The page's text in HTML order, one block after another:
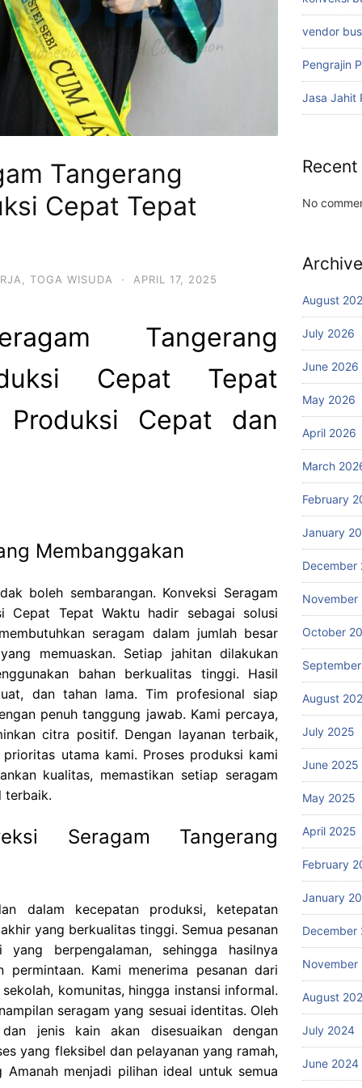
Tangerang
Cepat Tepat
TOGA WISUDA · APRIL 17, 2025
Tangerang
Cepat Tepat
Produksi Cepat dan
Membanggakan
boleh sembarangan. Konveksi Seragam
Cepat Tepat Waktu hadir sebagai solusi
seragam dalam jumlah besar
memuaskan. Setiap jahitan dilakukan
bahan berkualitas tinggi. Hasil
dan tahan lama. Tim profesional siap
penuh tanggung jawab. Kami percaya,
citra positif. Dengan layanan terbaik,
utama kami. Proses produksi kami
kualitas, memastikan setiap seragam
terbaik.
Seragam Tangerang
dalam kecepatan produksi, ketepatan
yang berkualitas tinggi. Semua pesanan
berpengalaman, sehingga hasilnya
permintaan. Kami menerima pesanan dari
komunitas, hingga instansi informal.
seragam yang sesuai identitas. Oleh
jenis kain akan disesuaikan dengan
yang fleksibel dan pelayanan yang ramah,
Amanah menjadi pilihan ideal untuk semua
vendor
Pengrajin
Jasa Jahit
No
August
July 2026
June 2026
May 2026
April 2026
March
February
January
December
November
October
August
July 2025
June 2025
May 2025
April 2025
February
January
December
November
August
July 2024
June 2024